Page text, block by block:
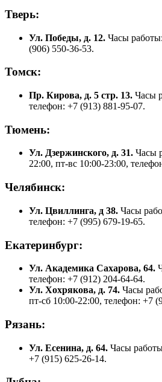
Тверь:
Ул. Победы, д. 12. Часы
(906) 550-36-53.
Томск:
Пр. Кирова, д. 5 стр. 13. Часы
телефон: +7 (913) 881-95-07.
Тюмень:
Ул. Дзержинского, д. 31. Часы
22:00, пт-вс 10:00-23:00,
Челябинск:
Ул. Цвиллинга, д 38. Часы
телефон: +7 (995) 679-19-65.
Екатеринбург:
Ул. Академика Сахарова, 64.
телефон: +7 (912) 204-64-64.
Ул. Хохрякова, д. 74. Часы
пт-сб 10:00-22:00, телефон: +7
Рязань:
Ул. Есенина, д. 64. Часы
+7 (915) 625-26-14.